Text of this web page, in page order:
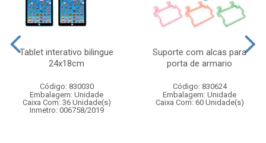
Tablet interativo bilingue
24x18cm
Código: 830030
Embalagem: Unidade
Caixa Com: 36 Unidade(s)
Inmetro: 006758/2019
Suporte com alcas para
porta de armario
Código: 830624
Embalagem: Unidade
Caixa Com: 60 Unidade(s)